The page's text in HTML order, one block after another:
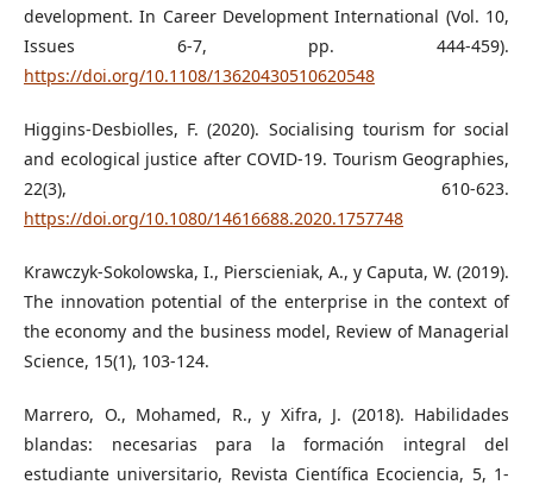
development. In Career Development International (Vol. 10,
Issues 6-7, pp. 444-459).
https://doi.org/10.1108/13620430510620548
Higgins-Desbiolles, F. (2020). Socialising tourism for social
and ecological justice after COVID-19. Tourism Geographies,
22(3), 610-623.
https://doi.org/10.1080/14616688.2020.1757748
Krawczyk-Sokolowska, I., Pierscieniak, A., y Caputa, W. (2019).
The innovation potential of the enterprise in the context of
the economy and the business model, Review of Managerial
Science, 15(1), 103-124.
Marrero, O., Mohamed, R., y Xifra, J. (2018). Habilidades
blandas: necesarias para la formación integral del
estudiante universitario, Revista Científica Ecociencia, 5, 1-